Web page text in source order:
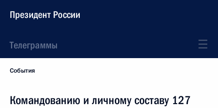
Президент России
Телеграммы
События
Командованию и личному составу 127